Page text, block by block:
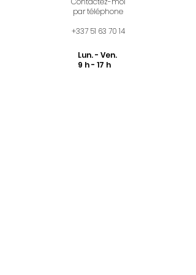
par téléphone
+337 51 63 70 14
Lun. - Ven.
9 h - 17 h